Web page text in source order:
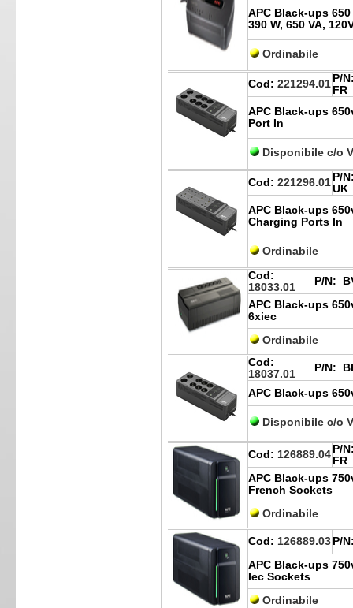
APC Black-ups
390 W, 650 VA,
Ordinabile
Cod: 221294.01 P/
FR
APC Black-ups
Port In
Disponibile c/o
Cod: 221296.01 P/
UK
APC Black-ups
Charging Ports In
Ordinabile
Cod:
18033.01
P/N:
APC Black-ups
6xiec
Ordinabile
Cod:
18037.01
P/N:
APC Black-ups
Disponibile c/o
Cod: 126889.04 P/
FR
APC Black-ups
French Sockets
Ordinabile
Cod: 126889.03 P/
APC Black-ups
Iec Sockets
Ordinabile